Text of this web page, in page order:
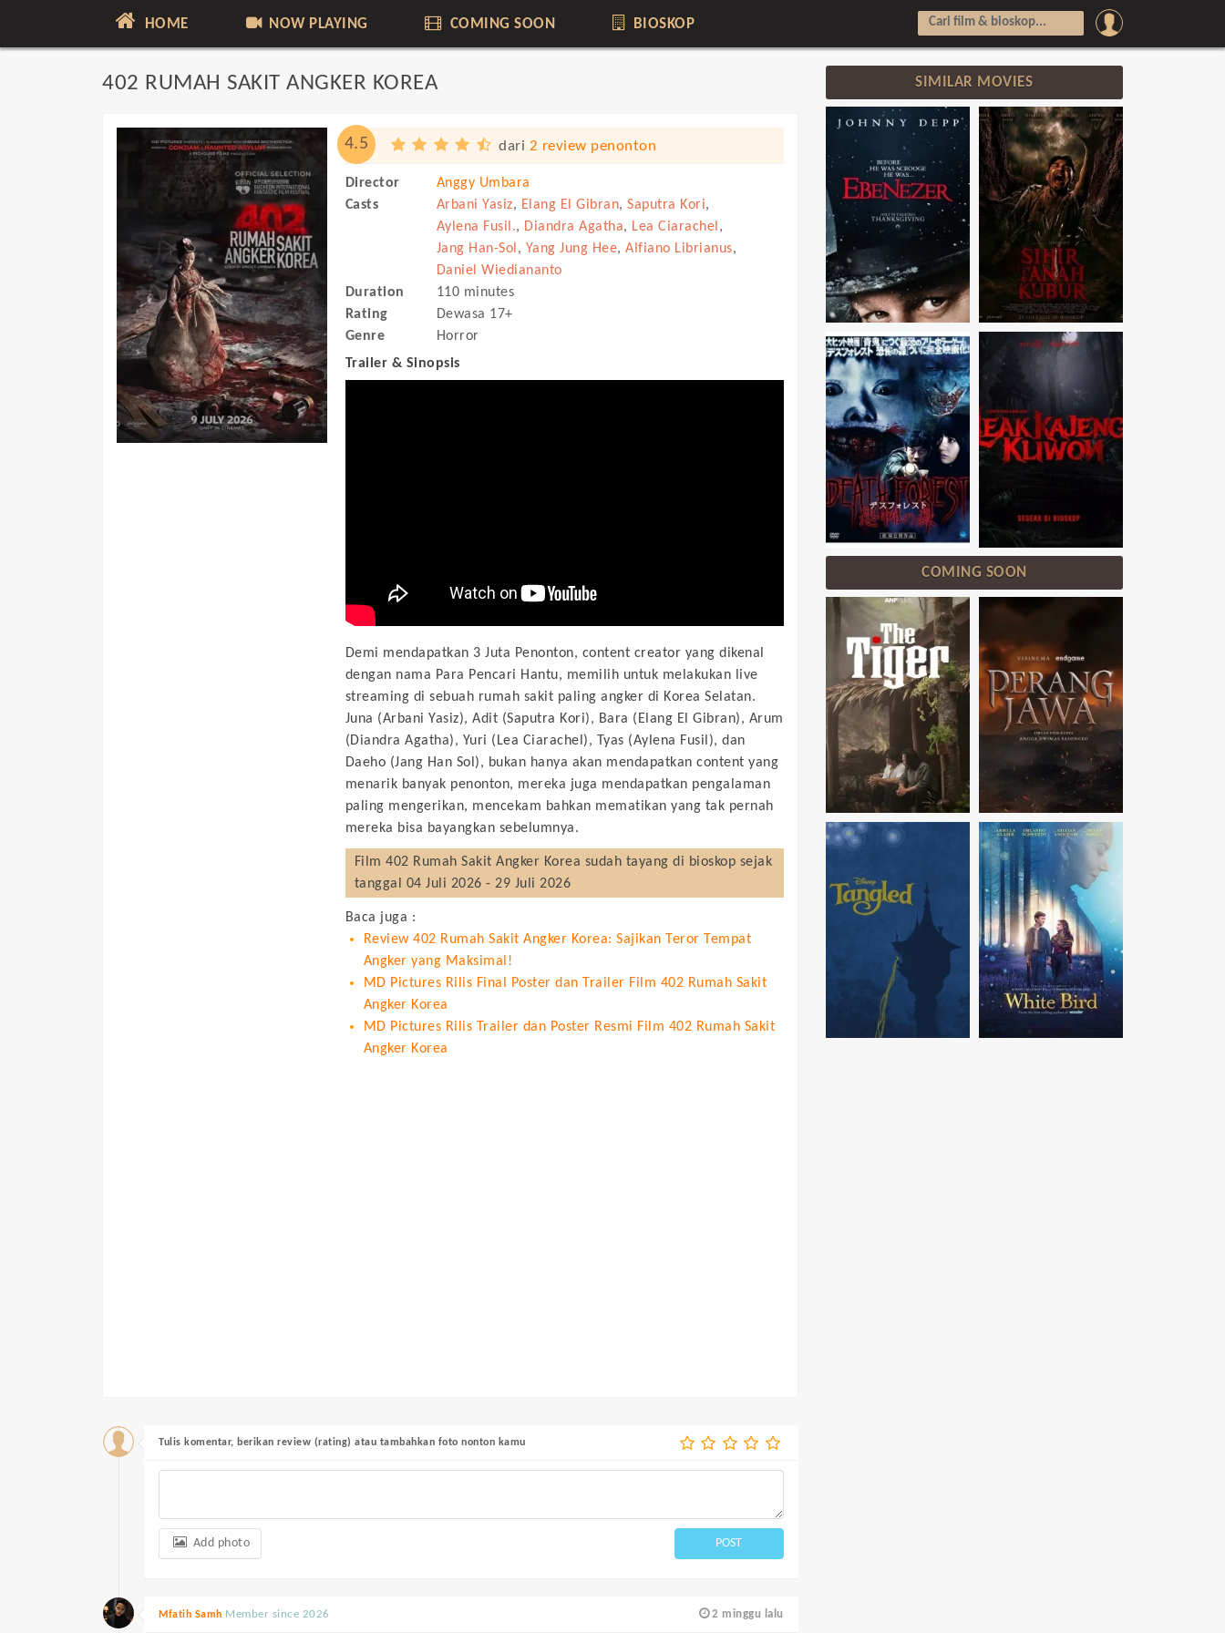
HOME NOW PLAYING COMING SOON BIOSKOP
402 RUMAH SAKIT ANGKER KOREA
4.5 dari 2 review penonton
Director
Anggy Umbara
Casts
Arbani Yasiz, Elang El Gibran, Saputra Kori,
Aylena Fusil., Diandra Agatha, Lea Ciarachel ,
Jang Han-Sol , Yang Jung Hee, Alfiano Librianus,
Daniel Wiediananto
Duration
110 minutes
Rating
Dewasa 17+
Genre
Horror
Trailer & Sinopsis
Demi mendapatkan 3 Juta Penonton, content creator yang dikenal
dengan nama Para Pencari Hantu, memilih untuk melakukan live
streaming di sebuah rumah sakit paling angker di Korea Selatan.
Juna (Arbani Yasiz), Adit (Saputra Kori), Bara (Elang El Gibran), Arum
(Diandra Agatha), Yuri (Lea Ciarachel), Tyas (Aylena Fusil), dan
Daeho (Jang Han Sol), bukan hanya akan mendapatkan content yang
menarik banyak penonton, mereka juga mendapatkan pengalaman
paling mengerikan, mencekam bahkan mematikan yang tak pernah
mereka bisa bayangkan sebelumnya.
Film 402 Rumah Sakit Angker Korea sudah tayang di bioskop sejak
tanggal 04 Juli 2026 - 29 Juli 2026
Baca juga :
Review 402 Rumah Sakit Angker Korea: Sajikan Teror Tempat
Angker yang Maksimal!
MD Pictures Rilis Final Poster dan Trailer Film 402 Rumah Sakit
Angker Korea
MD Pictures Rilis Trailer dan Poster Resmi Film 402 Rumah Sakit
Angker Korea
Tulis komentar, berikan review (rating) atau tambahkan foto nonton kamu
Add photo POST
2 minggu lalu
Mfatih Samh Member since 2026
SIMILAR MOVIES
COMING SOON